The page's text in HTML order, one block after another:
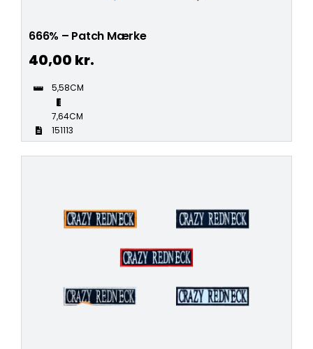
666% – Patch Mærke
40,00 kr.
5,58CM
7,64CM
151113